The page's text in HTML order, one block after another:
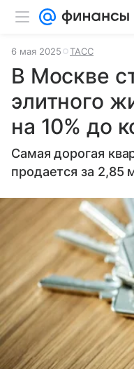
6 мая 2025 ТАСС
В Москве
элитного
на 10% до
Самая дорогая
продается за 2,85